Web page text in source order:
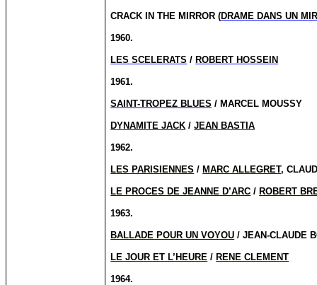
CRACK IN THE MIRROR (DRAME DANS UN
1960.
LES SCELERATS / ROBERT HOSSEIN
1961.
SAINT-TROPEZ BLUES / MARCEL MOUSSY
DYNAMITE JACK /JEAN BASTIA
1962.
LES PARISIENNES / MARC ALLEGRET,
LE PROCES DE JEANNE D’ARC / ROBERT
1963.
BALLADE POUR UN VOYOU / JEAN-CLAUDE
LE JOUR ET L’HEURE / RENE CLEMENT
1964.